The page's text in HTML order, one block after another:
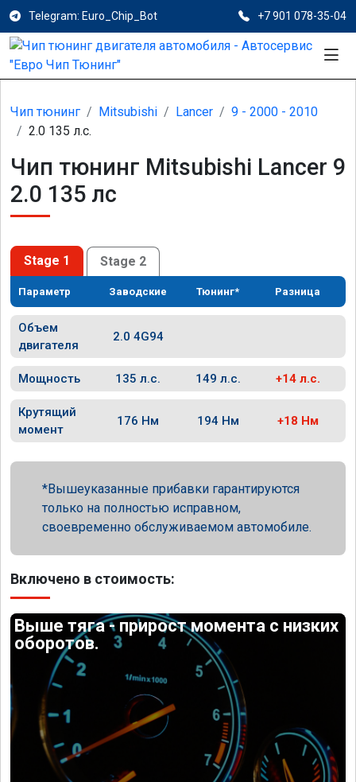
Telegram: Euro_Chip_Bot +7 901 078-35-04
Чип тюнинг Mitsubishi Lancer
9 - 2000 - 2010
2.0 135 л.с.
Чип тюнинг Mitsubishi Lancer 9
2.0 135 лс
Stage 1 Stage 2
Параметр Заводские Тюнинг* Разница
Объем
двигателя
2.0 4G94
Мощность 135 л.с. 149 л.с. +14 л.с.
Крутящий
момент
176 Нм 194 Нм +18 Нм
Вышеуказанные прибавки гарантируются
только на полностью исправном,
своевременно обслуживаемом автомобиле.
Включено в стоимость:
Выше тяга - прирост момента с низких
оборотов.